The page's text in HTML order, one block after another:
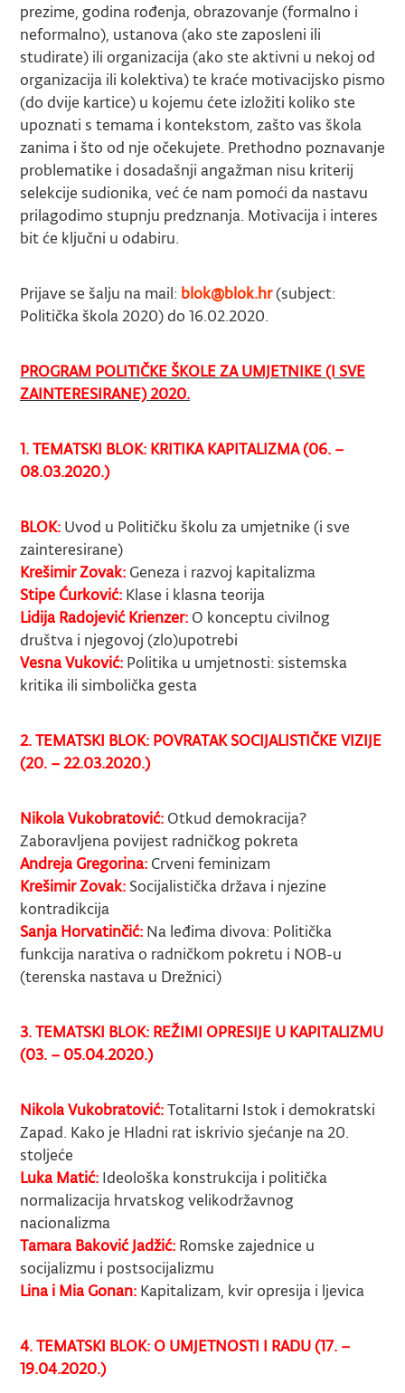
prezime, godina rođenja, obrazovanje (formalno i
neformalno), ustanova (ako ste zaposleni ili
studirate) ili organizacija (ako ste aktivni u nekoj od
organizacija ili kolektiva) te kraće motivacijsko pismo
(do dvije kartice) u kojemu ćete izložiti koliko ste
upoznati s temama i kontekstom, zašto vas škola
zanima i što od nje očekujete. Prethodno poznavanje
problematike i dosadašnji angažman nisu kriterij
selekcije sudionika, već će nam pomoći da nastavu
prilagodimo stupnju predznanja. Motivacija i interes
bit će ključni u odabiru.
Prijave se šalju na mail: blok@blok.hr(subject:
Politička škola 2020) do 16.02.2020.
PROGRAM POLITIČKE ŠKOLE ZA UMJETNIKE (I SVE
ZAINTERESIRANE) 2020.
1. TEMATSKI BLOK: KRITIKA KAPITALIZMA (06. –
08.03.2020.)
BLOK: Uvod u Političku školu za umjetnike (i sve
zainteresirane)
Krešimir Zovak: Geneza i razvoj kapitalizma
Stipe Ćurković: Klase i klasna teorija
Lidija Radojević Krienzer: O konceptu civilnog
društva i njegovoj (zlo)upotrebi
Vesna Vuković: Politika u umjetnosti: sistemska
kritika ili simbolička gesta
2. TEMATSKI BLOK: POVRATAK SOCIJALISTIČKE VIZIJE
(20. – 22.03.2020.)
Nikola Vukobratović: Otkud demokracija?
Zaboravljena povijest radničkog pokreta
Andreja Gregorina: Crveni feminizam
Krešimir Zovak: Socijalistička država i njezine
kontradikcija
Sanja Horvatinčić: Na leđima divova: Politička
funkcija narativa o radničkom pokretu i NOB-u
(terenska nastava u Drežnici)
3. TEMATSKI BLOK: REŽIMI OPRESIJE U KAPITALIZMU
(03. – 05.04.2020.)
Nikola Vukobratović:Totalitarni Istok i demokratski
Zapad. Kako je Hladni rat iskrivio sjećanje na 20.
stoljeće
Luka Matić: Ideološka konstrukcija i politička
normalizacija hrvatskog velikodržavnog
nacionalizma
Tamara Baković Jadžić: Romske zajednice u
socijalizmu i postsocijalizmu
Lina i Mia Gonan: Kapitalizam, kvir opresija i ljevica
4. TEMATSKI BLOK: O UMJETNOSTI I RADU (17. –
19.04.2020.)